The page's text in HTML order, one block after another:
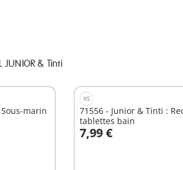
JUNIOR & Tinti
marin
XS
71556 - Junior & Tinti :
tablettes bain
7,99 €
Au panier